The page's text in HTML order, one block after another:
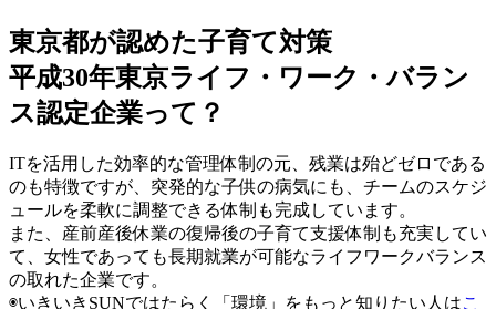
東京都が認めた子育て対策
平成30年東京ライフ・ワーク・バラン
ス認定企業って？
ITを活用した効率的な管理体制の元、残業は殆どゼロである
のも特徴ですが、突発的な子供の病気にも、チームのスケジ
ュールを柔軟に調整できる体制も完成しています。
また、産前産後休業の復帰後の子育て支援体制も充実してい
て、女性であっても長期就業が可能なライフワークバランス
の取れた企業です。
◉いきいきSUNではたらく「環境」をもっと知りたい人はこ